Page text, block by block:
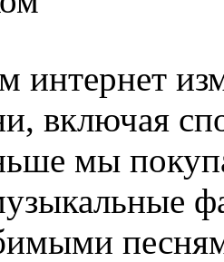
интернет
включая
мы